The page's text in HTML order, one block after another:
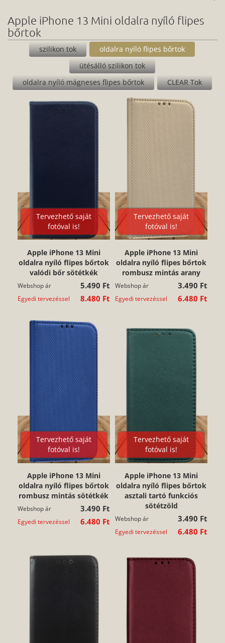
miközben a szilikon nagyfokú rugalmassága miatt tökéletesen
illeszkednek a készülékedre. Nagyon könnyen és egyszerűen
fel tudod helyezni az okostelefonra, és ugyanilyen gyors az
eltávolítása is. Ideális választás, ha saját magadnak terveznél
tokot, hiszen a teljes hátlapfelület nyomtatható.
Apple iPhone 13 Mini oldalra nyíló flipes
bőrtok
szilikon tok
oldalra nyíló flipes bőrtok
ütésálló szilikon tok
oldalra nyíló mágneses flipes bőrtok
CLEAR Tok
Tervezhető saját
fotóval is!
Apple iPhone 13 Mini
oldalra nyíló flipes bőrtok
valódi bőr sötétkék
Webshop ár 5.490 Ft
Egyedi tervezéssel 8.480 Ft
Tervezhető saját
fotóval is!
Apple iPhone 13 Mini
oldalra nyíló flipes bőrtok
rombusz mintás arany
Webshop ár 3.490 Ft
Egyedi tervezéssel 6.480 Ft
Tervezhető saját
fotóval is!
Apple iPhone 13 Mini
oldalra nyíló flipes bőrtok
rombusz mintás sötétkék
Webshop ár 3.490 Ft
Egyedi tervezéssel 6.480 Ft
Tervezhető saját
fotóval is!
Apple iPhone 13 Mini
oldalra nyíló flipes bőrtok
asztali tartó funkciós
sötétzöld
Webshop ár 3.490 Ft
Egyedi tervezéssel 6.480 Ft